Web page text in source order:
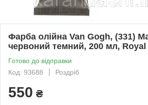
Фарба олійна Van Gogh, (331)
червоний темний, 200 мл, Royal
Готово до відправки
Код: 93688
Роздріб
550 ₴